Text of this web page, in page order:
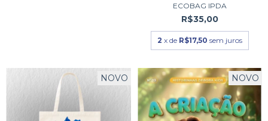
ECOBAG IPDA
R$35,00
2 x de R$17,50 sem juros
NOVO NOVO